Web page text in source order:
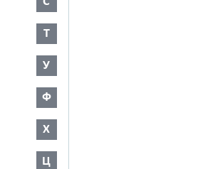
Т
У
Ф
Х
Ц